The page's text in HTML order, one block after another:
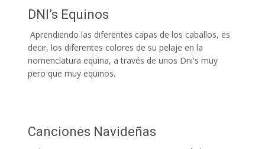
DNI’s Equinos
Aprendiendo las diferentes capas de los caballos, es
decir, los diferentes colores de su pelaje en la
nomenclatura equina, a través de unos Dni's muy
pero que muy equinos.
Canciones Navideñas